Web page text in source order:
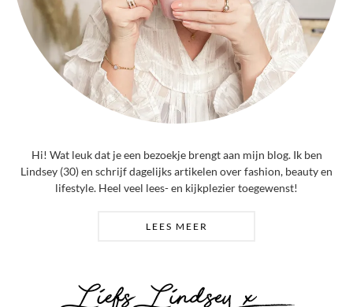
Hi! Wat leuk dat je een bezoekje brengt aan mijn blog. Ik ben
Lindsey (30) en schrijf dagelijks artikelen over fashion, beauty en
lifestyle. Heel veel lees- en kijkplezier toegewenst!
LEES MEER